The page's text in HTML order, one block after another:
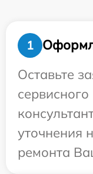
1
Оставьте
уточнения
ремонта